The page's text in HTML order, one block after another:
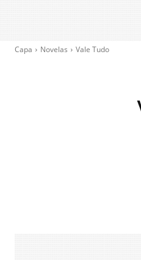
Capa Novelas Vale Tudo